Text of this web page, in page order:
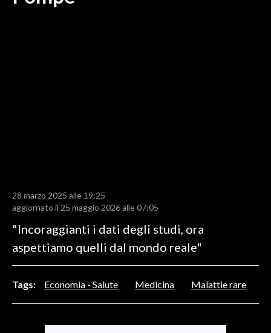
CALCIO
CALCIO REGIONALE
BASKET
VOLLEY
MOTORI
TENNIS
28 marzo 2025 alle 19:25
aggiornato il 25 maggio 2026 alle 07:05
"Incoraggianti i dati degli studi, ora
aspettiamo quelli dal mondo reale"
Tags: Economia - Salute Medicina Malattie rare